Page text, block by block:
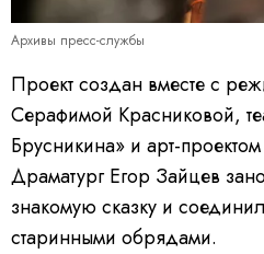
Архивы пресс-службы
Проект создан вместе с
Серафимой Красниковой,
Брусникина» и арт-
Драматург Егор Зайцев
знакомую сказку и
старинными обрядами.